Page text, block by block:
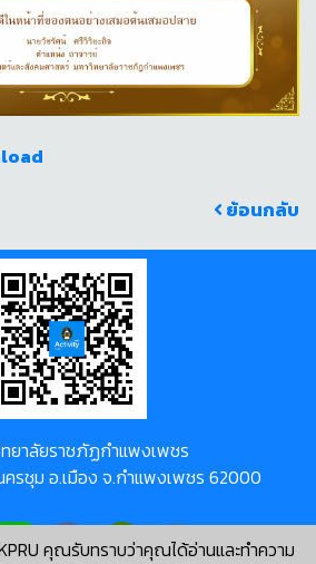
ย้อนกลับ
คุณรับทราบว่าคุณได้อ่านและทำความ
ยาลัยราชภัฏกำแพงเพชร
ครชุม อ.เมือง จ.กำแพงเพชร 62000